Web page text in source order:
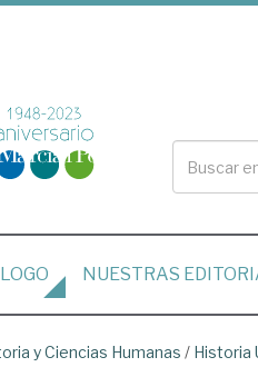
NUESTRAS
y Ciencias Humanas / Historia